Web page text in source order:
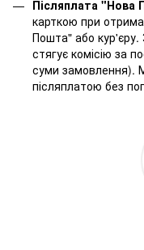
Післяплата "Нова
карткою при
Пошта" або
стягує комісію за
суми замовлення).
післяплатою без